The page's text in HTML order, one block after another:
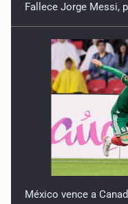
Fallece Jorge Messi,
México vence a